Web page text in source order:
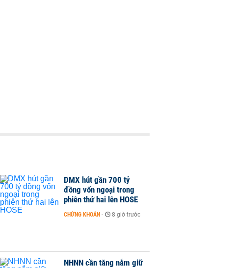
DMX hút gần 700 tỷ
đồng vốn ngoại trong
phiên thứ hai lên HOSE
CHỨNG KHOÁN - 8 giờ trước
NHNN cần tăng nắm giữ